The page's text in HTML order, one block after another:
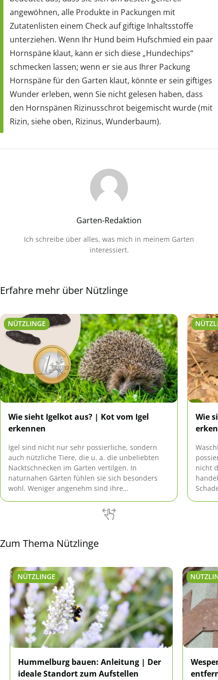
angewöhnen, alle Produkte in Packungen mit
Zutatenlisten einem Check auf giftige Inhaltsstoffe
unterziehen. Wenn Ihr Hund beim Hufschmied ein paar
Hornspäne klaut, kann er sich diese „Hundechips“
schmecken lassen; wenn er sie aus Ihrer Packung
Hornspäne für den Garten klaut, könnte er sein giftiges
Wunder erleben, wenn Sie nicht gelesen haben, dass
den Hornspänen Rizinusschrot beigemischt wurde (mit
Rizin, siehe oben, Rizinus, Wunderbaum).
Garten-Redaktion
Ich schreibe über alles, was mich in meinem Garten
interessiert.
Erfahre mehr über Nützlinge
NÜTZLINGE
Wie sieht Igelkot aus? | Kot vom Igel
erkennen
Igel sind nicht nur sehr possierliche, sondern
auch nützliche Tiere, die u. a. die unbeliebten
Nacktschnecken im Garten vertilgen. In
naturnahen Gärten fühlen sie sich besonders
wohl. Weniger angenehm sind ihre
sogar gesundheitsgefährdend sein können.
Wie
nicht
Zum Thema Nützlinge
NÜTZLINGE
Hummelburg bauen: Anleitung | Der
ideale Standort zum Aufstellen